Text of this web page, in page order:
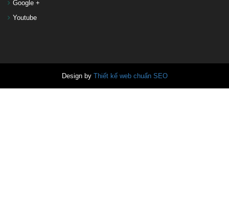
Google +
Youtube
Design by Thiết kế web chuẩn SEO